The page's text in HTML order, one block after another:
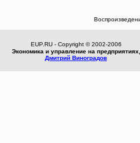
EUP.RU - Copyright © 2002-2006
Экономика и управление на предприятиях,
Дмитрий Виноградов